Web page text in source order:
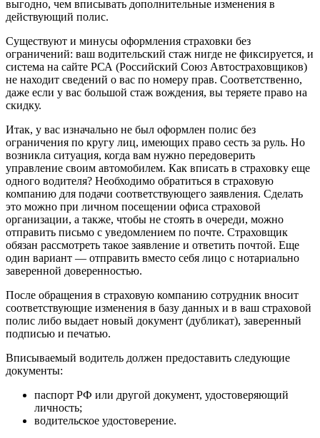
выгодно, чем вписывать дополнительные изменения в
действующий полис.
Существуют и минусы оформления страховки без
ограничений: ваш водительский стаж нигде не фиксируется, и
система на сайте РСА (Российский Союз Автостраховщиков)
не находит сведений о вас по номеру прав. Соответственно,
даже если у вас большой стаж вождения, вы теряете право на
скидку.
Итак, у вас изначально не был оформлен полис без
ограничения по кругу лиц, имеющих право сесть за руль. Но
возникла ситуация, когда вам нужно передоверить
управление своим автомобилем. Как вписать в страховку еще
одного водителя? Необходимо обратиться в страховую
компанию для подачи соответствующего заявления. Сделать
это можно при личном посещении офиса страховой
организации, а также, чтобы не стоять в очереди, можно
отправить письмо с уведомлением по почте. Страховщик
обязан рассмотреть такое заявление и ответить почтой. Еще
один вариант — отправить вместо себя лицо с нотариально
заверенной доверенностью.
После обращения в страховую компанию сотрудник вносит
соответствующие изменения в базу данных и в ваш страховой
полис либо выдает новый документ (дубликат), заверенный
подписью и печатью.
Вписываемый водитель должен предоставить следующие
документы:
паспорт РФ или другой документ, удостоверяющий
личность;
водительское удостоверение.